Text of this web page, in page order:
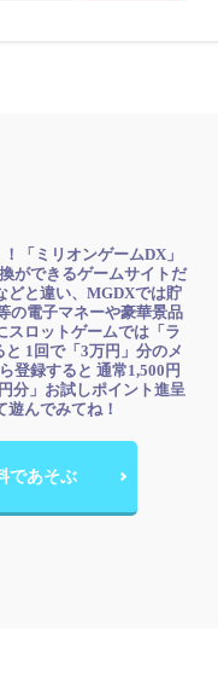
「ミリオンゲームDX」
ができるゲームサイトだ
どと違い、MGDXでは貯
の電子マネーや豪華景品
スロットゲームでは「ラ
1回で「3万円」分のメ
登録すると 通常1,500円
分」お試しポイント進呈
遊んでみてね！
であそぶ